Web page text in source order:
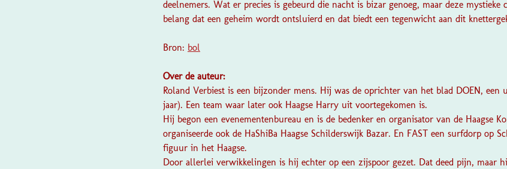
deelnemers. Wat er precies is gebeurd die nacht is bizar genoeg, maar deze mystieke
belang dat een geheim wordt ontsluierd en dat biedt een tegenwicht aan dit
Bron: bol
Over de auteur:
Roland Verbiest is een bijzonder mens. Hij was de oprichter van het blad DOEN , een
jaar). Een team waar later ook Haagse Harry uit voortegekomen is.
Hij begon een evenementenbureau en is de bedenker en organisator van de Haagse
organiseerde ook de HaShiBa Haagse Schilderswijk Bazar. En FAST een surfdorp op
figuur in het Haagse.
Door allerlei verwikkelingen is hij echter op een zijspoor gezet. Dat deed pijn, maar